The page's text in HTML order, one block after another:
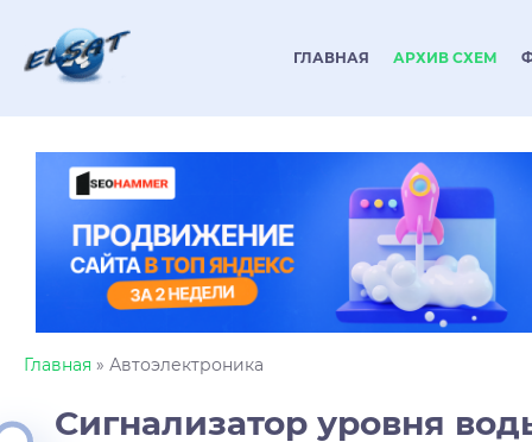
ГЛАВНАЯ АРХИВ СХЕМ
Главная » Автоэлектроника
Сигнализатор уровня